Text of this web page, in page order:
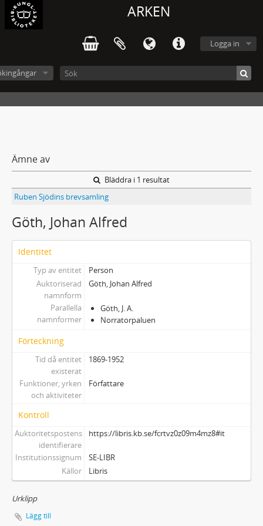
ARKEN
Logga in
Ämne av
Bläddra i 1 resultat
Ruben Sjödins brevsamling
Göth, Johan Alfred
Identitet
Typ av entitet
Person
Auktoriserad
namnform
Göth, Johan Alfred
Parallella
namnformer
Göth, J. A.
Norratorpaluen
Förteckning
Tid då entitet
existerat
1869-1952
Funktioner, yrken
och aktiviteter
Författare
Kontroll
Auktoritetspostens
identifierare
https://libris.kb.se/fcrtvz0z09m4mz8#it
Institutionssignum
SE-LIBR
Källor
Libris
Urklipp
Lägg till